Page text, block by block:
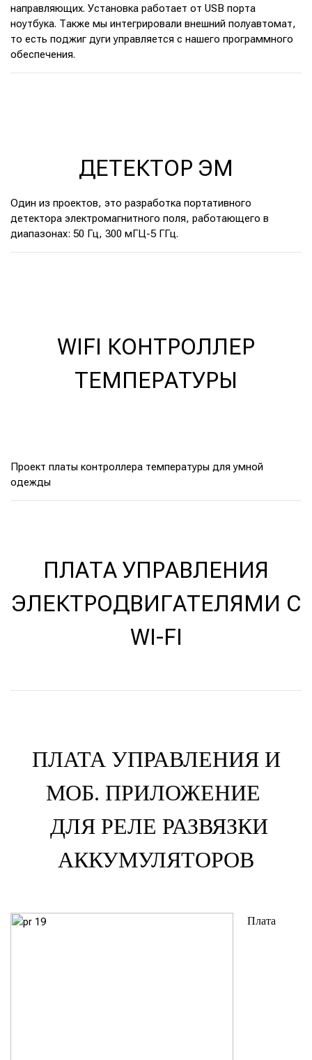
направляющих. Установка работает от USB порта
ноутбука. Также мы интегрировали внешний полуавтомат,
то есть поджиг дуги управляется с нашего программного
обеспечения.
ДЕТЕКТОР ЭМ
Один из проектов, это разработка портативного
детектора электромагнитного поля, работающего в
диапазонах: 50 Гц, 300 мГЦ-5 ГГц.
WIFI КОНТРОЛЛЕР
ТЕМПЕРАТУРЫ
Проект платы контроллера температуры для умной
одежды
ПЛАТА УПРАВЛЕНИЯ
ЭЛЕКТРОДВИГАТЕЛЯМИ C
WI-FI
ПЛАТА УПРАВЛЕНИЯ И
МОБ. ПРИЛОЖЕНИЕ
ДЛЯ РЕЛЕ РАЗВЯЗКИ
АККУМУЛЯТОРОВ
Плата